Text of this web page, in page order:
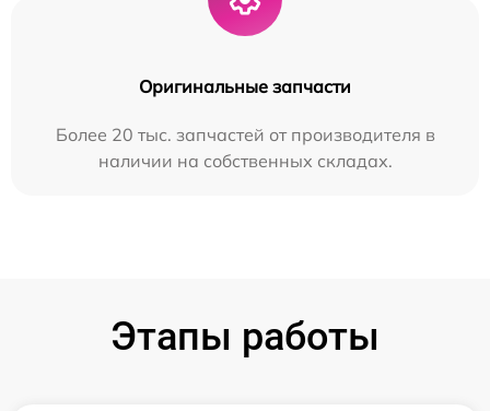
Оригинальные запчасти
Более 20 тыс. запчастей от производителя в
наличии на собственных складах.
Этапы работы